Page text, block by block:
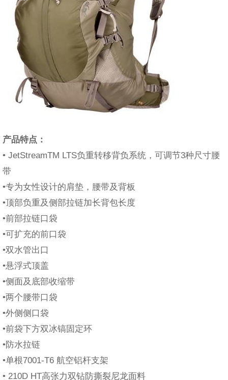
产品特点：
• JetStreamTM LTS负重转移背负系统，可调节3种尺寸腰
带
•专为女性设计的肩垫，腰带及背板
•顶部负重及侧部拉链加长背包长度
•前部拉链口袋
•可扩充的前口袋
•双水管出口
•悬浮式顶盖
•侧面及底部收缩带
•两个腰带口袋
•外侧侧口袋
•前袋下方双冰镐固定环
•防水拉链
•单根7001-T6 航空铝杆支架
• 210D HT高张力双钻防撕裂尼龙面料